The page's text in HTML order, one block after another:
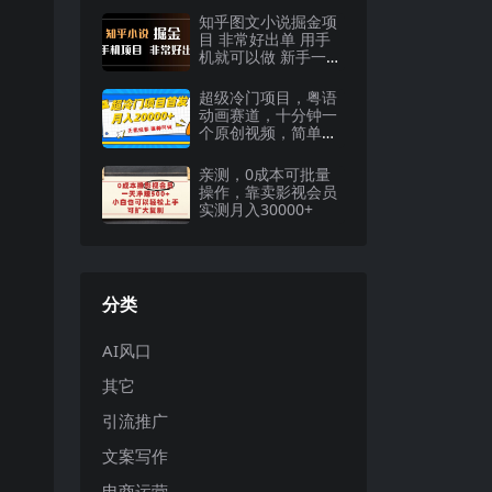
知乎图文小说掘金项
目 非常好出单 用手
机就可以做 新手一天
超级冷门项目，粤语
动画赛道，十分钟一
个原创视频，简单易
亲测，0成本可批量
操作，靠卖影视会员
实测月入30000+
分类
AI风口
其它
引流推广
文案写作